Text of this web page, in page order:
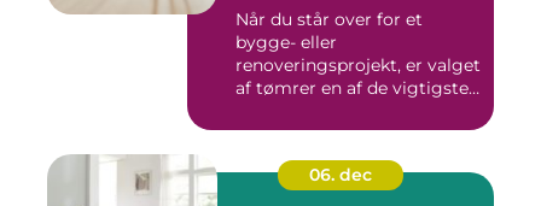
Når du står over for et
bygge- eller
renoveringsprojekt, er valget
af tømrer en af de vigtigste
06. dec